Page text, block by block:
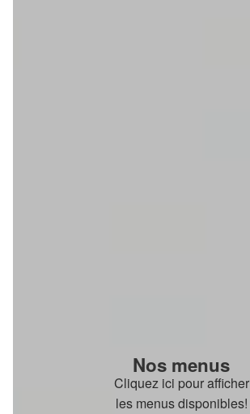
Nos menus
Cliquez ici pour afficher
les menus disponibles!